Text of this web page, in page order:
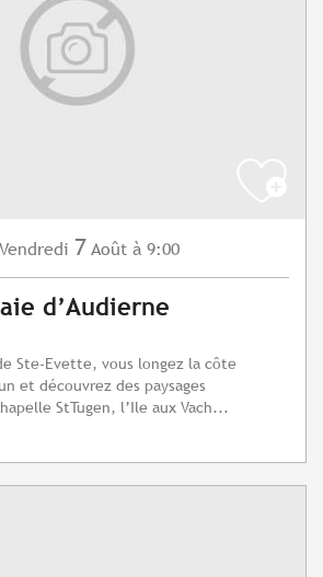
Vendredi 7 Août à 9:00
d’Audierne
Ste-Evette, vous longez la côte
et découvrez des paysages
StTugen, l’Ile aux Vach...